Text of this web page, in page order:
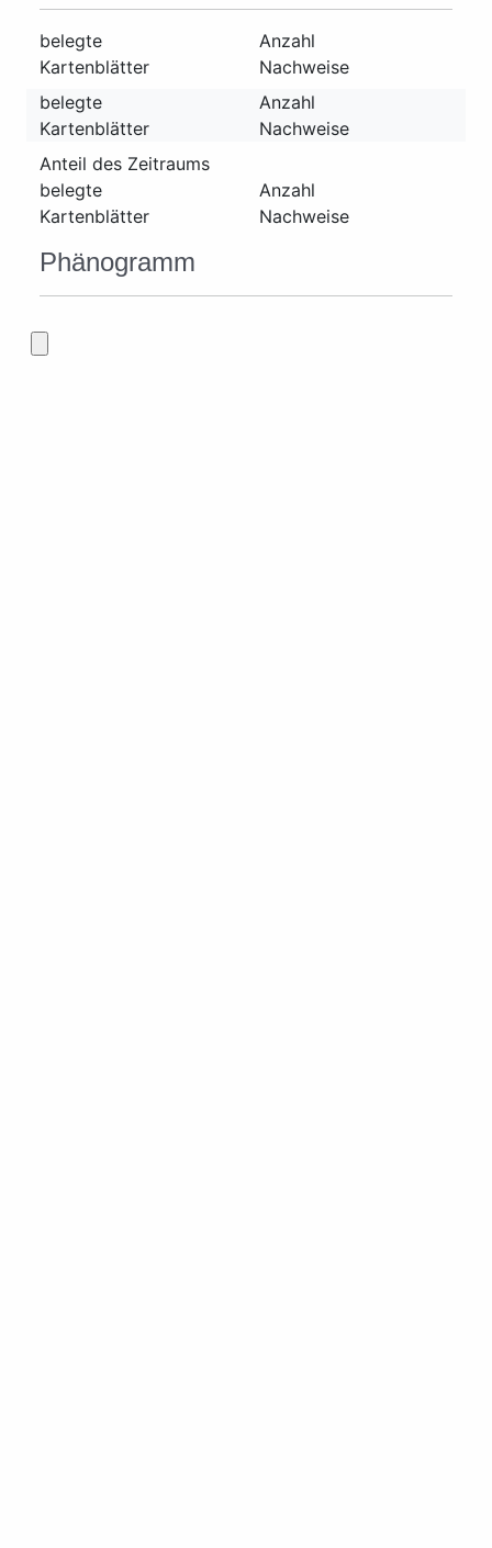
belegte
Kartenblätter
Anzahl
Nachweise
belegte
Kartenblätter
Anzahl
Nachweise
Anteil des Zeitraums
belegte
Kartenblätter
Anzahl
Nachweise
Phänogramm